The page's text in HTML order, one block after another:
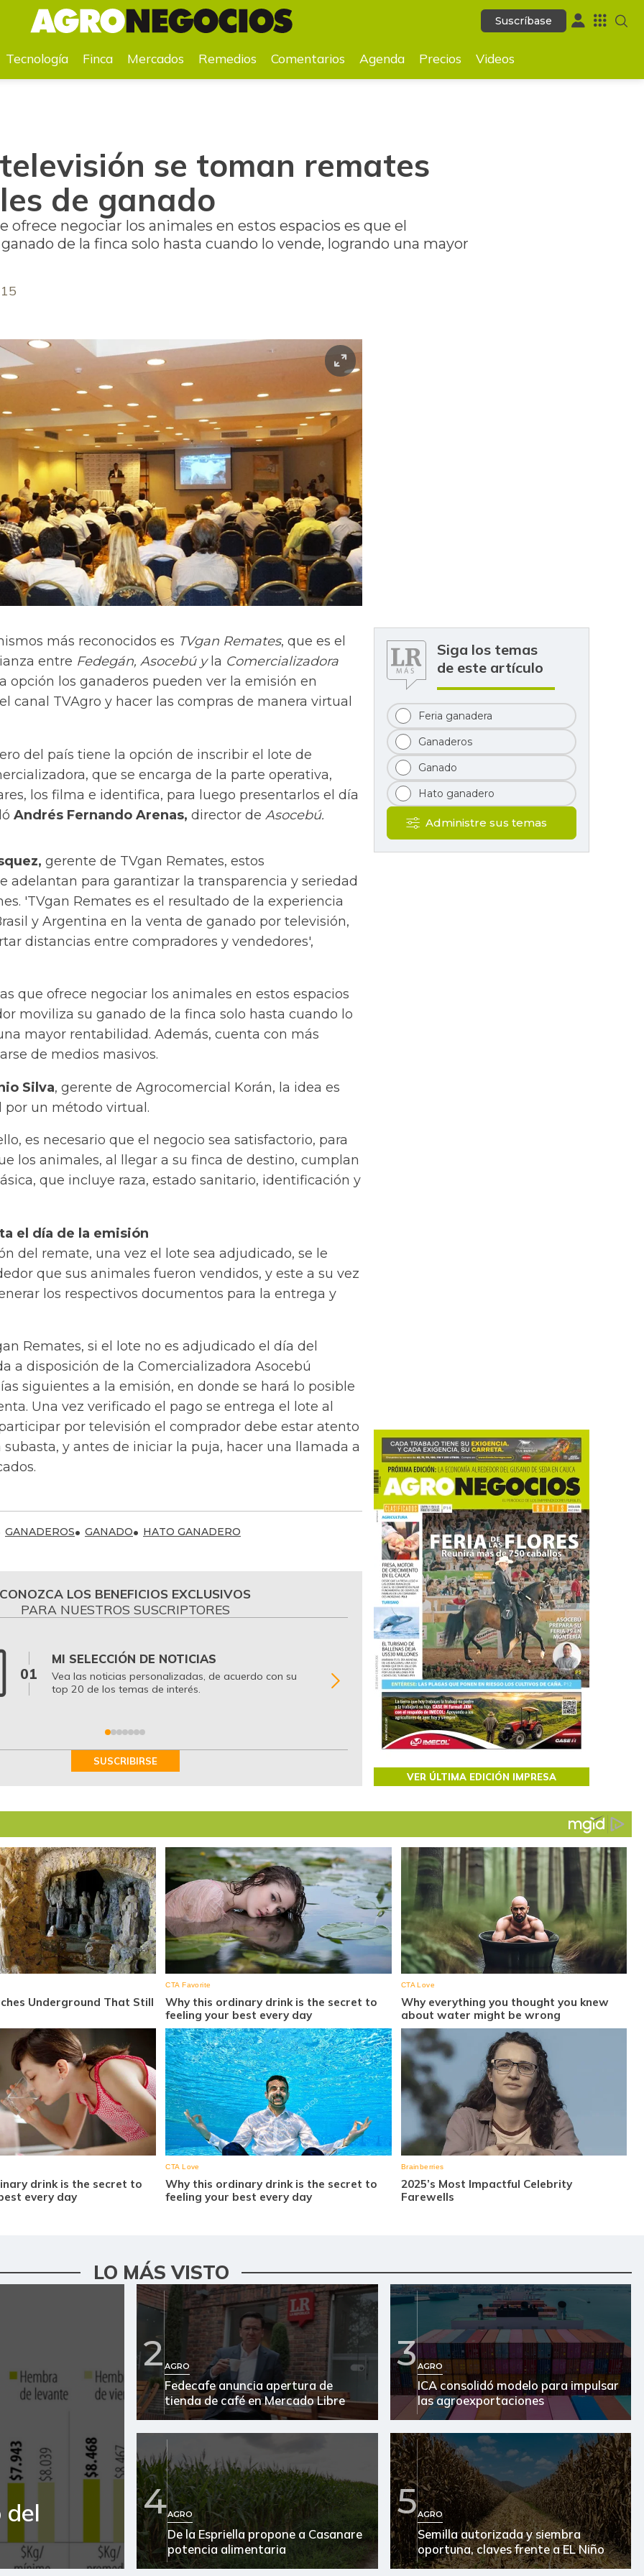
Suscríbase
Suscríbase
Tecnología Finca Mercados Remedios Comentarios Agenda Precios Videos
se toman remates
de ganado
ofrece negociar los animales en estos espacios es que el
de la finca solo hasta cuando lo vende, logrando una mayor
más reconocidos es TVgan Remates, que es el
entre Fedegán, Asocebú yla Comercializadora
opción los ganaderos pueden ver la emisión en
canal TVAgro y hacer las compras de manera virtual
del país tiene la opción de inscribir el lote de
que se encarga de la parte operativa,
los filma e identifica, para luego presentarlos el día
Andrés Fernando Arenas, director de Asocebú.
gerente de TVgan Remates, estos
adelantan para garantizar la transparencia y seriedad
'TVgan Remates es el resultado de la experiencia
y Argentina en la venta de ganado por televisión,
distancias entre compradores y vendedores',
que ofrece negociar los animales en estos espacios
moviliza su ganado de la finca solo hasta cuando lo
mayor rentabilidad. Además, cuenta con más
de medios masivos.
Silva, gerente de Agrocomercial Korán, la idea es
por un método virtual.
es necesario que el negocio sea satisfactorio, para
los animales, al llegar a su finca de destino, cumplan
que incluye raza, estado sanitario, identificación y
el día de la emisión
del remate, una vez el lote sea adjudicado, se le
que sus animales fueron vendidos, y este a su vez
los respectivos documentos para la entrega y
Remates, si el lote no es adjudicado el día del
a disposición de la Comercializadora Asocebú
siguientes a la emisión, en donde se hará lo posible
Una vez verificado el pago se entrega el lote al
por televisión el comprador debe estar atento
subasta, y antes de iniciar la puja, hacer una llamada a
GANADEROS GANADO HATO GANADERO
CONOZCA LOS BENEFICIOS EXCLUSIVOS
PARA NUESTROS SUSCRIPTORES
01
MI SELECCIÓN DE NOTICIAS
Vea las noticias personalizadas, de acuerdo con su
top 20 de los temas de interés.
02
BITÁCORA EMPRESARIAL 10.000 LR
Recopilación clasificada por sectores
regiones del comportamiento general y
de las 10.000 primeras empresas en ventas
Colombia.
SUSCRIBIRSE
Siga los temas
de este artículo
Feria ganadera
Ganaderos
Ganado
Hato ganadero
Administre sus temas
VER ÚLTIMA EDICIÓN IMPRESA
LO MÁS VISTO
del
2AGRO
Fedecafe anuncia apertura de
tienda de café en Mercado Libre
3AGRO
ICA consolidó modelo para impulsar
las agroexportaciones
4AGRO
De la Espriella propone a Casanare
potencia alimentaria
5AGRO
Semilla autorizada y siembra
oportuna, claves frente a EL Niño